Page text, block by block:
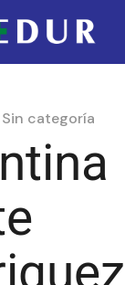
Sin categoría